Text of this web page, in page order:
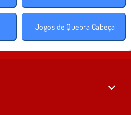
Jogos de Quebra Cabeça